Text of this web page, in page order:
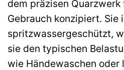
dem präzisen
Gebrauch konzipiert. Sie
spritzwassergeschützt,
sie den typischen
wie Händewaschen oder